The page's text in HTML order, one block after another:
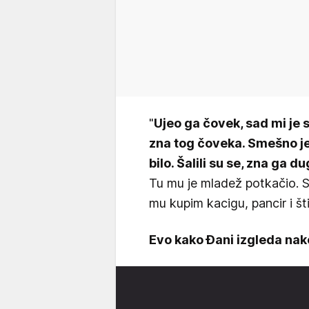
"Ujeo ga čovek, sad mi je
zna tog čoveka. Smešno
bilo. Šalili su se, zna ga
Tu mu je mladež potkačio.
mu kupim kacigu, pancir i
Evo kako Đani izgleda